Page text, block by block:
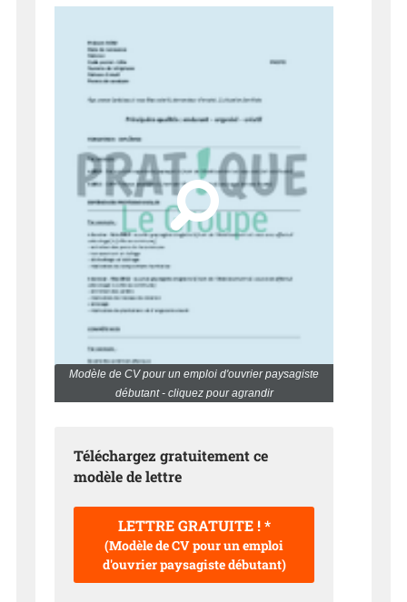
Modèle de CV pour un emploi d'ouvrier paysagiste
débutant - cliquez pour agrandir
Téléchargez gratuitement ce
modèle de lettre
LETTRE GRATUITE ! *
(Modèle de CV pour un emploi
d'ouvrier paysagiste débutant)